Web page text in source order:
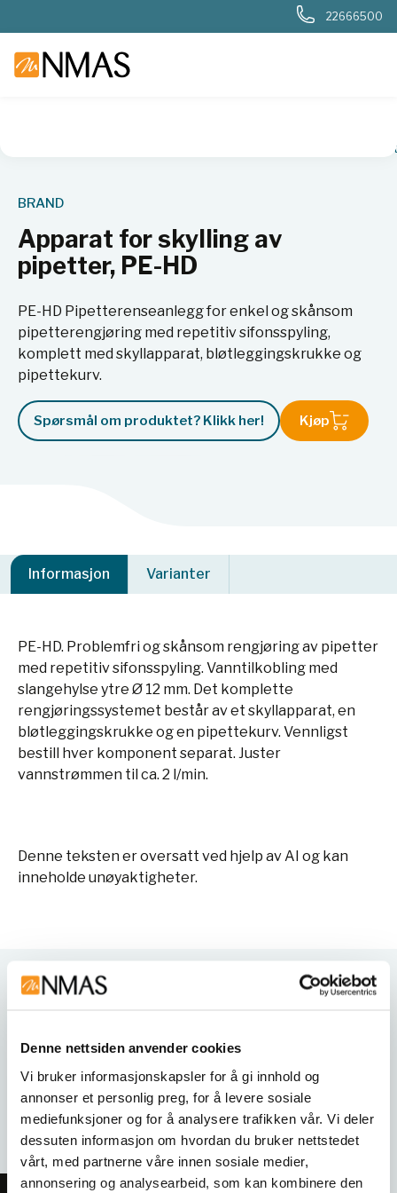
Denne nettsiden anvender cookies
Vi bruker informasjonskapsler for å gi innhold og
annonser et personlig preg, for å levere sosiale
mediefunksjoner og for å analysere trafikken vår. Vi deler
dessuten informasjon om hvordan du bruker nettstedet
vårt, med partnerne våre innen sosiale medier,
annonsering og analysearbeid, som kan kombinere den
22666500
BRAND
Apparat for skylling av
pipetter, PE-HD
PE-HD Pipetterenseanlegg for enkel og skånsom
pipetterengjøring med repetitiv sifonsspyling,
komplett med skyllapparat, bløtleggingskrukke og
pipettekurv.
Spørsmål om produktet? Klikk her! Kjøp
Informasjon Varianter
PE-HD. Problemfri og skånsom rengjøring av pipetter
med repetitiv sifonsspyling. Vanntilkobling med
slangehylse ytre Ø 12 mm. Det komplette
rengjøringssystemet består av et skyllapparat, en
bløtleggingskrukke og en pipettekurv. Vennligst
bestill hver komponent separat. Juster
vannstrømmen til ca. 2 l/min.
Denne teksten er oversatt ved hjelp av AI og kan
inneholde unøyaktigheter.
Varianter